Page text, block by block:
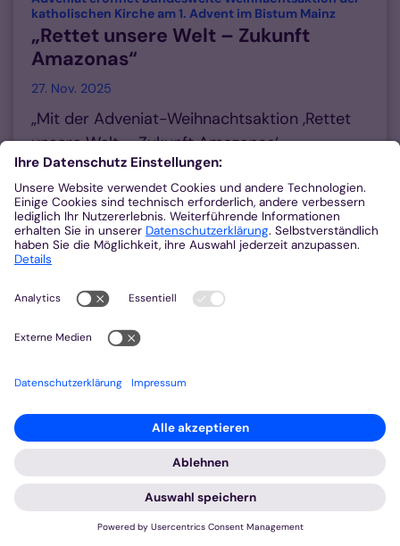
katholischen Kirche am 1. Advent im Bistum Mainz
„Rettet unsere Welt – Zukunft
Amazonas“
27. Nov. 2025
„Mit der Adveniat-Weihnachtsaktion ‚Rettet
unsere Welt – Zukunft Amazonas‘
unterstützen wir als Bistum Mainz und als
katholische Kirche in ...
Mehr